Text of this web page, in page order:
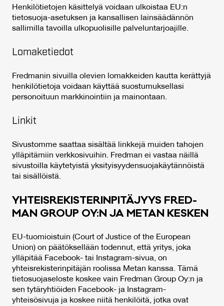
Henkilötietojen käsittelyä voidaan ulkoistaa EU:n
tietosuoja-asetuksen ja kansallisen lainsäädännön
sallimilla tavoilla ulkopuolisille palveluntarjoajille.
Lomaketiedot
Fredmanin sivuilla olevien lomakkeiden kautta kerättyjä
henkilötietoja voidaan käyttää suostumuksellasi
personoituun markkinointiin ja mainontaan.
Linkit
Sivustomme saattaa sisältää linkkejä muiden tahojen
ylläpitämiin verkkosivuihin. Fredman ei vastaa näillä
sivustoilla käytetyistä yksityisyydensuojakäytännöistä
tai sisällöistä.
YH­TEIS­RE­KIS­TE­RIN­PI­TÄ­JYYS FRED­
MAN GROUP OY:N JA ME­TAN KES­KEN
EU-tuomioistuin (Court of Justice of the European
Union) on päätöksellään todennut, että yritys, joka
ylläpitää Facebook- tai Instagram-sivua, on
yhteisrekisterinpitäjän roolissa Metan kanssa. Tämä
tietosuojaseloste koskee vain Fredman Group Oy:n ja
sen tytäryhtiöiden Facebook- ja Instagram-
yhteisösivuja ja koskee niitä henkilöitä, jotka ovat